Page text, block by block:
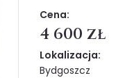
Cena:
4 600 zł
Lokalizacja:
Bydgoszcz